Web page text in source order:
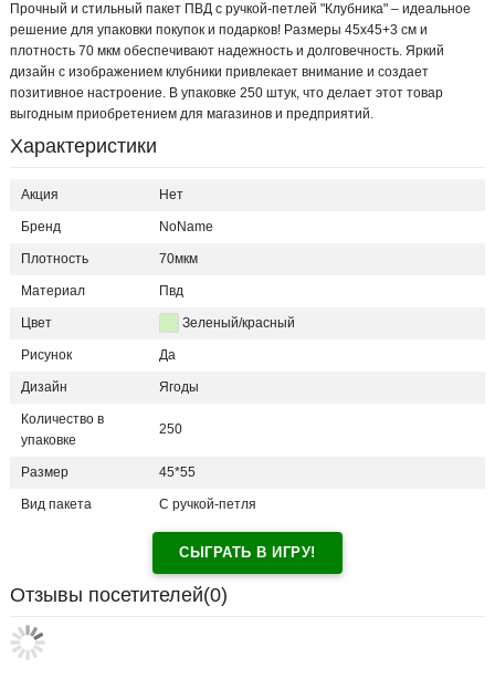
Прочный и стильный пакет ПВД с ручкой-петлей "Клубника" – идеальное
решение для упаковки покупок и подарков! Размеры 45х45+3 см и
плотность 70 мкм обеспечивают надежность и долговечность. Яркий
дизайн с изображением клубники привлекает внимание и создает
позитивное настроение. В упаковке 250 штук, что делает этот товар
выгодным приобретением для магазинов и предприятий.
Характеристики
Акция Нет
Бренд NoName
Плотность 70мкм
Материал Пвд
Цвет Зеленый/красный
Рисунок Да
Дизайн Ягоды
Количество в
упаковке
250
Размер 45*55
Вид пакета С ручкой-петля
СЫГРАТЬ В ИГРУ!
Отзывы посетителей(0)